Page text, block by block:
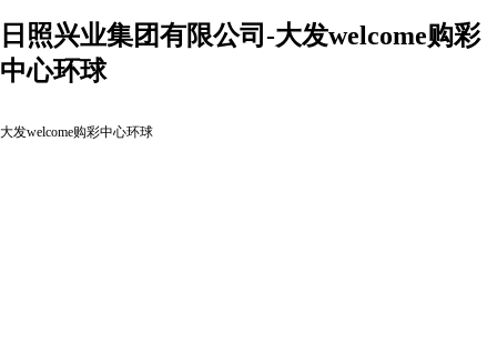
日照兴业集团有限公司-大发welcome购彩
中心环球
大发welcome购彩中心环球